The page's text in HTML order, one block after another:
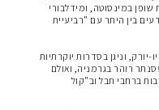
במינסוטה, ומידלבורי
בין היתר עם "רביעיית
יורק, וניגן בסדרות יוקרתיות
רוהר בגרמניה, ואולם
ברחבי תבל וב"קול